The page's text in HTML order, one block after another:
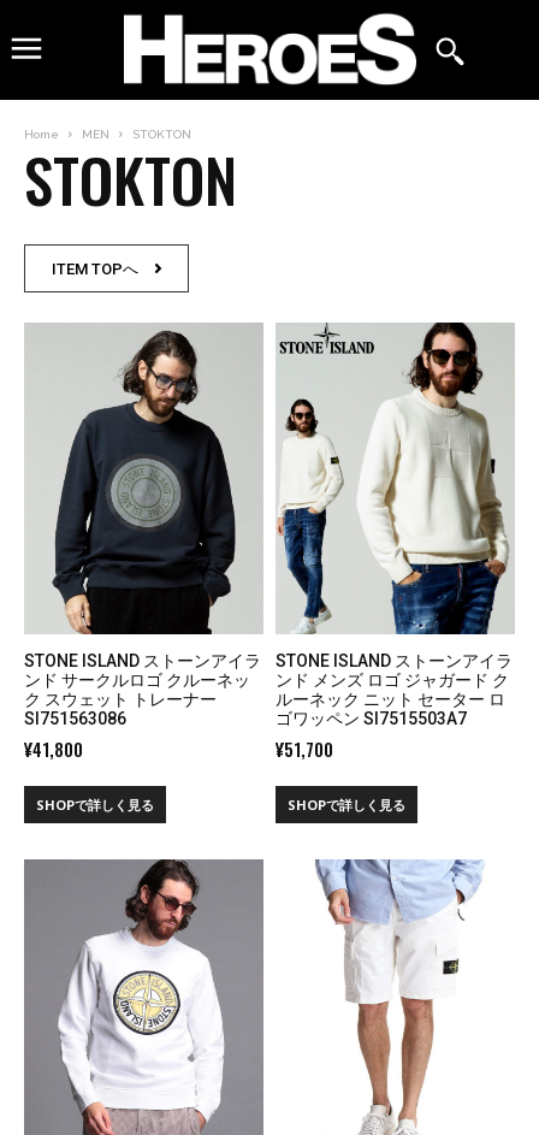
Home MEN STOKTON
STOKTON
ITEM TOPへ
STONE ISLAND ストーンアイラ
ンド サークルロゴ クルーネッ
ク スウェット トレーナー
SI751563086
¥41,800
SHOPで詳しく見る
STONE ISLAND ストーンアイラ
ンド メンズ ロゴ ジャガード ク
ルーネック ニット セーター ロ
ゴワッペン SI7515503A7
¥51,700
SHOPで詳しく見る